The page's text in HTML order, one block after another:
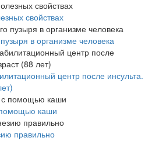
свойствах
в организме человека
центр после инсульта.
каши
правильно